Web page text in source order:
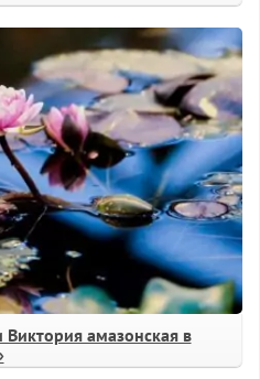
амазонская в